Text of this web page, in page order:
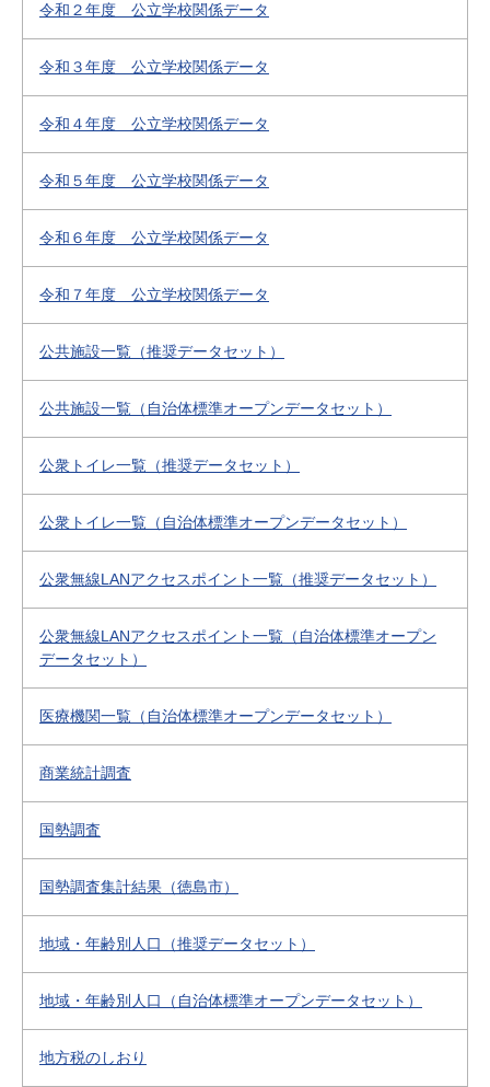
令和２年度 公立学校関係データ
令和３年度 公立学校関係データ
令和４年度 公立学校関係データ
令和５年度 公立学校関係データ
令和６年度 公立学校関係データ
令和７年度 公立学校関係データ
公共施設一覧（推奨データセット）
公共施設一覧（自治体標準オープンデータセット）
公衆トイレ一覧（推奨データセット）
公衆トイレ一覧（自治体標準オープンデータセット）
公衆無線LANアクセスポイント一覧（推奨データセット）
公衆無線LANアクセスポイント一覧（自治体標準オープン
データセット）
医療機関一覧（自治体標準オープンデータセット）
商業統計調査
国勢調査
国勢調査集計結果（徳島市）
地域・年齢別人口（推奨データセット）
地域・年齢別人口（自治体標準オープンデータセット）
地方税のしおり